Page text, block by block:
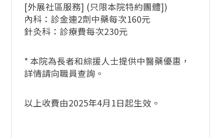
[外展社區服務] (只限本院特約團體])
內科：診金連2劑中藥每次160元
針灸科：診療費每次230元
* 本院為長者和綜援人士提供中醫藥優惠，
詳情請向職員查詢。
以上收費由2025年4月1日起生效。